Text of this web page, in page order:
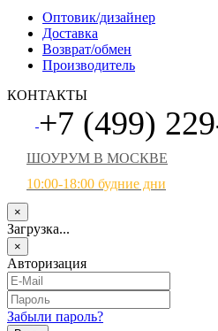
Оптовик/дизайнер
Доставка
Возврат/обмен
Производитель
КОНТАКТЫ
+7 (499)
ШОУРУМ В МОСКВЕ
10:00-18:00 будние дни
×
Загрузка...
×
Авторизация
Забыли пароль?